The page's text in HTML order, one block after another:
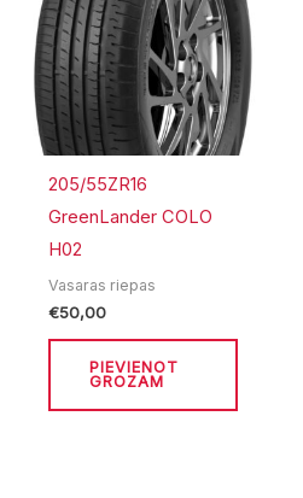
205/55ZR16
GreenLander COLO
H02
Vasaras riepas
€50,00
PIEVIENOT
GROZAM